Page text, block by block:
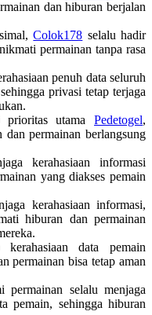
dan hiburan berjalan
Colok178 selalu hadir
permainan tanpa rasa
penuh data seluruh
privasi tetap terjaga
prioritas utama Pedetogel,
permainan berlangsung
kerahasiaan informasi
yang diakses pemain
kerahasiaan informasi,
hiburan dan permainan
data pemain
permainan bisa tetap aman
permainan selalu menjaga
pemain, sehingga hiburan